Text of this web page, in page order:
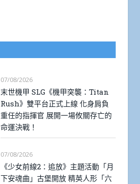
07/08/2026
末世機甲 SLG《機甲突襲：Titan
Rush》雙平台正式上線 化身肩負
重任的指揮官 展開一場攸關存亡的
命運決戰！
07/08/2026
《少女前線2：追放》主題活動「月
下安魂曲」古堡開放 精英人形「六